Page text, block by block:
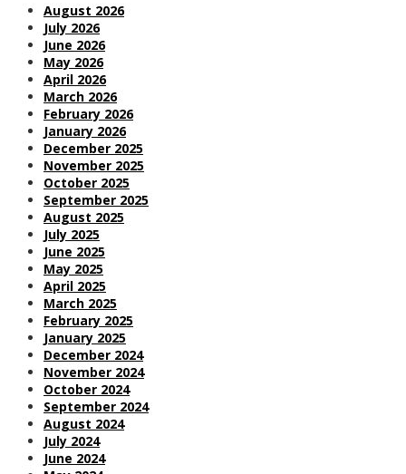
August 2026
July 2026
June 2026
May 2026
April 2026
March 2026
February 2026
January 2026
December 2025
November 2025
October 2025
September 2025
August 2025
July 2025
June 2025
May 2025
April 2025
March 2025
February 2025
January 2025
December 2024
November 2024
October 2024
September 2024
August 2024
July 2024
June 2024